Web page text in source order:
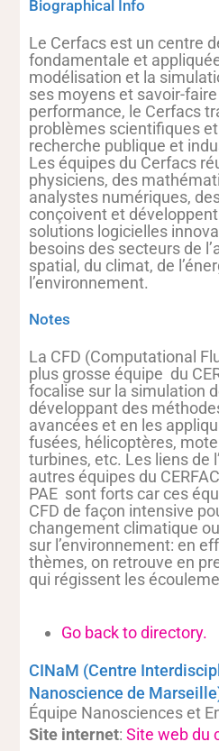
Biographical Info
Le Cerfacs est un centre
fondamentale et
modélisation et la
ses moyens et savoir-
performance, le Cerfacs
problèmes scientifiques
recherche publique et
Les équipes du Cerfacs
physiciens, des
analystes numériques,
conçoivent et
solutions logicielles
besoins des secteurs de
spatial, du climat, de
l’environnement.
Notes
La CFD (Computational
plus grosse équipe du
focalise sur la simulation
développant des
avancées et en les
fusées, hélicoptères,
turbines, etc. Les liens de
autres équipes du
PAE sont forts car ces
CFD de façon intensive
changement climatique
sur l’environnement: en
thèmes, on retrouve en
qui régissent les
Go back to directory.
CINaM (Centre
Nanoscience de
Équipe Nanosciences et
Site internet: Site web du